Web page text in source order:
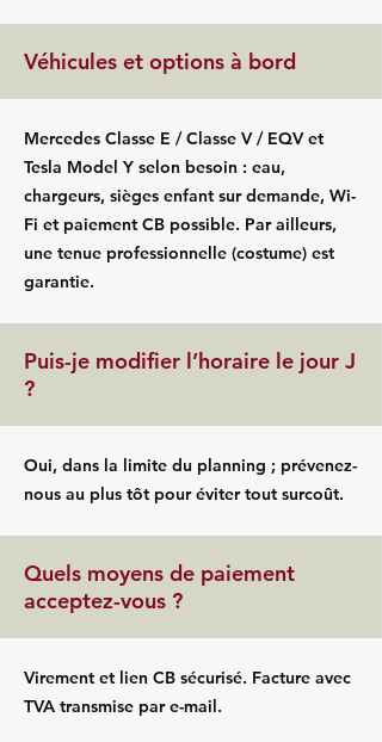
Véhicules et options à bord
Mercedes Classe E / Classe V / EQV et
Tesla Model Y selon besoin : eau,
chargeurs, sièges enfant sur demande, Wi-
Fi et paiement CB possible. Par ailleurs,
une tenue professionnelle (costume) est
garantie.
Puis-je modifier l’horaire le jour J
?
Oui, dans la limite du planning ; prévenez-
nous au plus tôt pour éviter tout surcoût.
Quels moyens de paiement
acceptez-vous ?
Virement et lien CB sécurisé. Facture avec
TVA transmise par e-mail.